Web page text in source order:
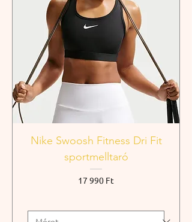
Nike Swoosh Fitness Dri Fit
sportmelltaró
Ár
17 990 Ft